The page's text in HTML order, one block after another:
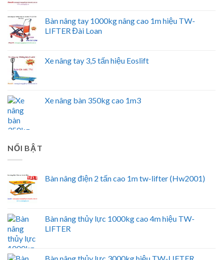
Bàn nâng tay 1000kg nâng cao 1m hiệu TW-
LIFTER Đài Loan
Xe nâng tay 3,5 tấn hiệu Eoslift
Xe nâng bàn 350kg cao 1m3
NỔI BẬT
Bàn nâng điện 2 tấn cao 1m tw-lifter (Hw2001)
Bàn nâng thủy lực 1000kg cao 4m hiệu TW-
LIFTER